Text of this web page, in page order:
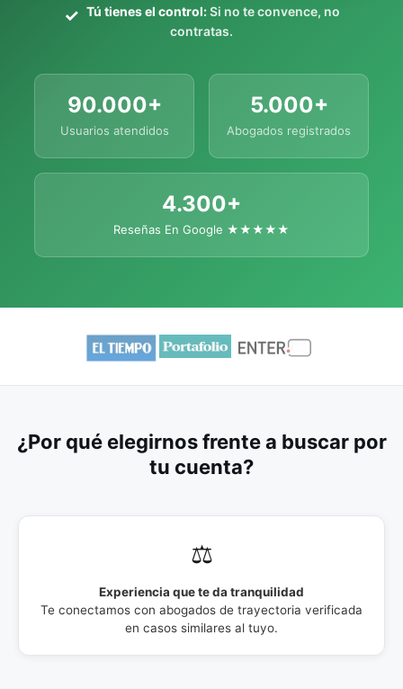
Tú tienes el control:Si no te convence, no
contratas.
90.000+
Usuarios atendidos
5.000+
Abogados registrados
4.300+
Reseñas En Google ★★★★★
¿Por qué elegirnos frente a buscar por
tu cuenta?
⚖️
Experiencia que te da tranquilidad
Te conectamos con abogados de trayectoria verificada
en casos similares al tuyo.